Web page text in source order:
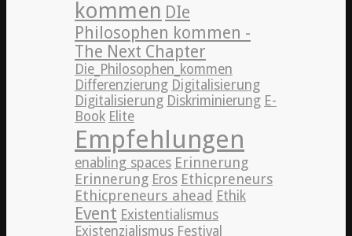
kommen DIe
Philosophen kommen -
The Next Chapter
Die_Philosophen_kommen
Differenzierung Digitalisierung
Digitalisierung Diskriminierung E-
Book Elite
Empfehlungen
enabling spaces Erinnerung
Erinnerung Eros Ethicpreneurs
Ethicpreneurs ahead Ethik
Event Existentialismus
Existenzialismus Festival